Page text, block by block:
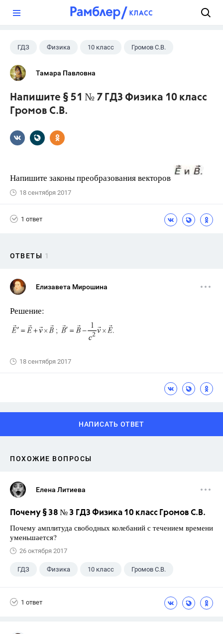
ГДЗ Физика 10 класс Громов С.В.
Тамара Павловна
Напишите § 51 № 7 ГДЗ Физика 10 класс
Громов С.В.
Напишите законы преобразования векторов
18 сентября 2017
1 ответ
ОТВЕТЫ 1
Елизавета Мирошина
Решение:
18 сентября 2017
НАПИСАТЬ ОТВЕТ
ПОХОЖИЕ ВОПРОСЫ
Елена Литиева
Почему § 38 № 3 ГДЗ Физика 10 класс Громов С.В.
Почему амплитуда свободных колебаний с течением времени
уменьшается?
26 октября 2017
ГДЗ Физика 10 класс Громов С.В.
1 ответ